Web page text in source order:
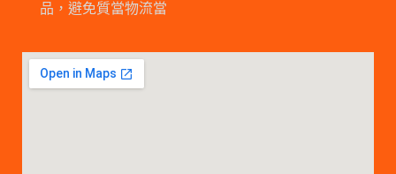
品，避免質當物流當